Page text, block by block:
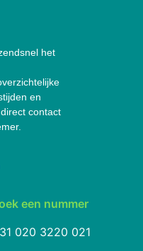
het
en
contact
een nummer
020 3220 021